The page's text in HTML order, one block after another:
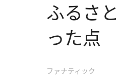
ふるさ
った点
ファナティック